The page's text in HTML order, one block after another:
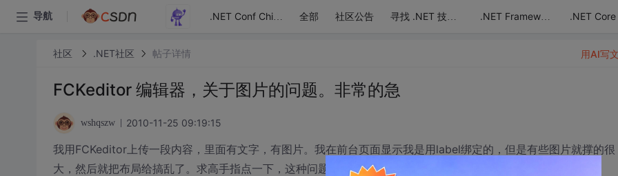
导航 .NET Conf China 全部 社区公告 寻找 .NET 技术达人 .NET Framework .NET Core
社区 .NET社区 帖子详情
FCKeditor 编辑器，关于图片的问题。非常的急
wshqszw 2010-11-25 09:19:15
我用FCKeditor上传一段内容，里面有文字，有图片。我在前台页面显示我是用label绑定的，但是有些图片就撑的很
大，然后就把布局给搞乱了。求高手指点一下，这种问题怎么解决！！！！
用AI写